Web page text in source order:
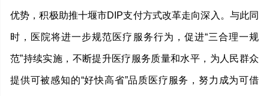
优势，积极助推十堰市DIP支付方式改革走向深入。与此同
时，医院将进一步规范医疗服务行为，促进“三合理一规
范”持续实施，不断提升医疗服务质量和水平，为人民群众
提供可被感知的“好快高省”品质医疗服务，努力成为可借